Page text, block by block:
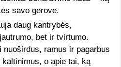
savo gerove.
daug kantrybės,
bet ir tvirtumo.
nuoširdus, ramus ir pagarbus
o apie tai, ką